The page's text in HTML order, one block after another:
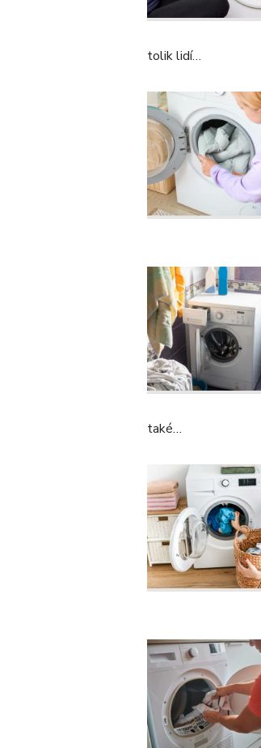
tolik lidí…
také…